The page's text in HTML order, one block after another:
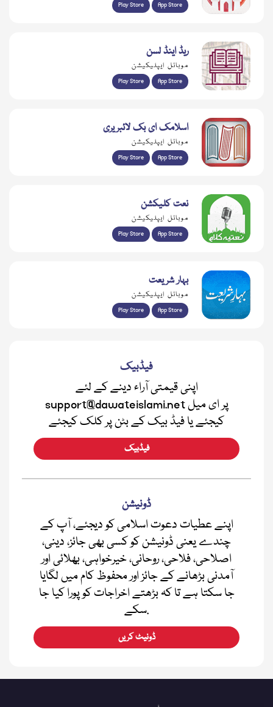
Play Store App Store
ریڈ اینڈ لسن
موبائل ایپلیکیشن
Play Store App Store
اسلامک ای بک لائبریری
موبائل ایپلیکیشن
Play Store App Store
نعت کلیکشن
موبائل ایپلیکیشن
Play Store App Store
بہار شریعت
موبائل ایپلیکیشن
Play Store App Store
فیڈبیک
اپنی قیمتی آراء دینے کے لئے
support@dawateislami.net پر ای میل
کیجئے یا فیڈ بیک کے بٹن پر کلک کیجئے
فیڈبیک
ڈونیشن
اپنے عطیات دعوت اسلامی کو دیجئے، آپ کے
چندے یعنی ڈونیشن کو کسی بھی جائز، دینی،
اصلاحی، فلاحی، روحانی، خیرخواہی، بھلائی اور
آمدنی بڑھانے کے جائز اور محفوظ کام میں لگایا
جا سکتا ہے تا کہ بڑھتے اخراجات کو پورا کیا جا
سکے.
ڈونیٹ کریں